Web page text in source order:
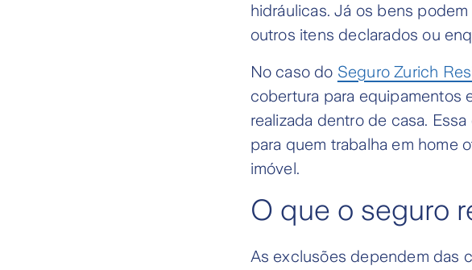
hidráulicas. Já os bens
outros itens declarados ou
No caso do Seguro Zurich
cobertura para equipamentos
realizada dentro de casa.
para quem trabalha em home
imóvel.
O que o seguro
As exclusões dependem das